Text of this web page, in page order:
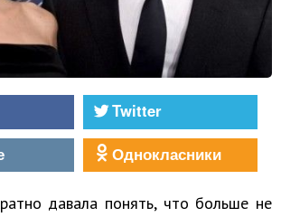
Twitter
Однокласники
давала понять, что больше не